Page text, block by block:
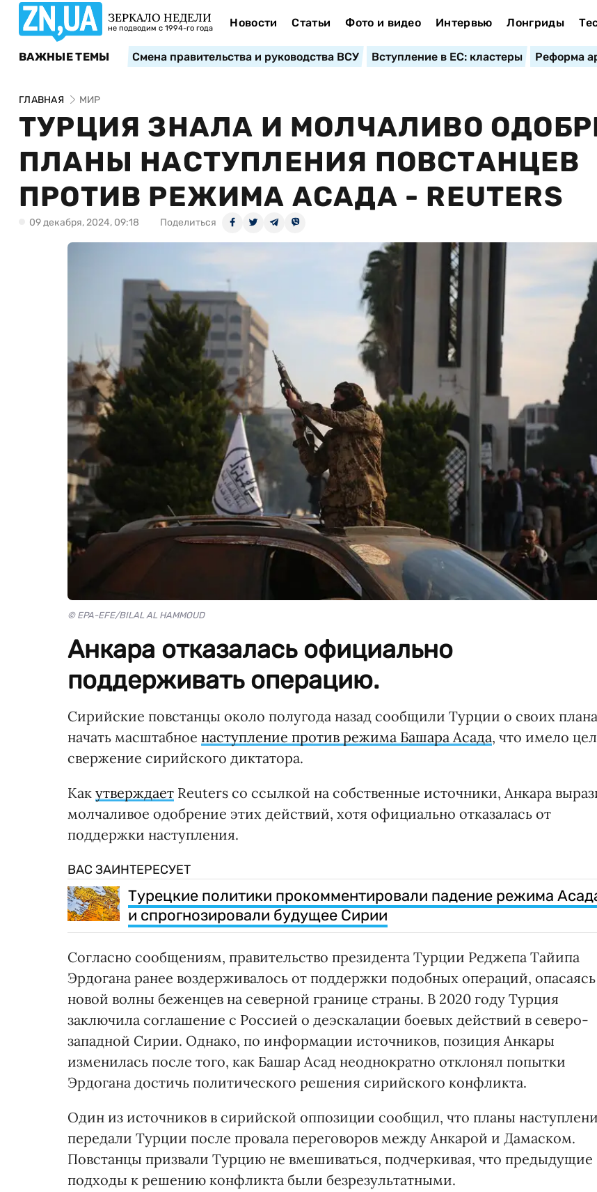
ЗЕРКАЛО НЕДЕЛИ
не подводим с 1994-го года Новости Статьи Фото и видео Интервью Лонгриды
ВАЖНЫЕ ТЕМЫ Смена правительства и руководства ВСУ Вступление в ЕС: кластеры Реформа
ГЛАВНАЯ МИР
ТУРЦИЯ ЗНАЛА И МОЛЧАЛИВО
ПЛАНЫ НАСТУПЛЕНИЯ ПОВСТАНЦЕВ
ПРОТИВ РЕЖИМА АСАДА - REUTERS
09 декабря, 2024, 09:18 Поделиться
© EPA-EFE/BILAL AL HAMMOUD
Анкара отказалась официально
поддерживать операцию.
Сирийские повстанцы около полугода назад сообщили Турции о своих
начать масштабное наступление против режима Башара Асада, что имело
свержение сирийского диктатора.
Как утверждает Reuters со ссылкой на собственные источники, Анкара
молчаливое одобрение этих действий, хотя официально отказалась от
поддержки наступления.
ВАС ЗАИНТЕРЕСУЕТ
Турецкие политики прокомментировали падение режима
и спрогнозировали будущее Сирии
Согласно сообщениям, правительство президента Турции Реджепа Тайипа
Эрдогана ранее воздерживалось от поддержки подобных операций, опасаясь
новой волны беженцев на северной границе страны. В 2020 году Турция
заключила соглашение с Россией о деэскалации боевых действий в северо-
западной Сирии. Однако, по информации источников, позиция Анкары
изменилась после того, как Башар Асад неоднократно отклонял попытки
Эрдогана достичь политического решения сирийского конфликта.
Один из источников в сирийской оппозиции сообщил, что планы
передали Турции после провала переговоров между Анкарой и Дамаском.
Повстанцы призвали Турцию не вмешиваться, подчеркивая, что предыдущие
подходы к решению конфликта были безрезультатными.